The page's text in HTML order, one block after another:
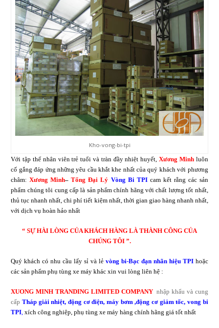
Kho-vong-bi-tpi
Với tập thể nhân viên trẻ tuổi và tràn đầy nhiệt huyết, Xương Minhluôn
cố gắng đáp ứng những yêu cầu khắt khe nhất của quý khách với phương
châm:Xương Minh–Tổng Đại Lý Vòng Bi TPIcam kết rằng các sản
phẩm chúng tôi cung cấp là sản phẩm chính hãng với chất lượng tốt nhất,
thủ tục nhanh nhất, chi phí tiết kiệm nhất, thời gian giao hàng nhanh nhất,
với dịch vụ hoàn hảo nhất
“ SỰ HÀI LÒNG CỦA KHÁCH HÀNG LÀ THÀNH CÔNG CỦA
CHÚNG TÔI ”.
Quý khách có nhu cầu lấy sỉ và lẻ vòng bi-Bạc đạn nhãn hiệu TPIhoặc
các sản phẩm phụ tùng xe máy khác xin vui lòng liên hệ :
XUONG MINH TRANDING LIMITED COMPANY nhập khẩu và cung
cấpTháp giải nhiệt, động cơ điện, máy bơm,động cơ giảm tốc, vong bi
TPI, xích công nghiệp, phụ tùng xe máyhàng chính hãng giá tốt nhất